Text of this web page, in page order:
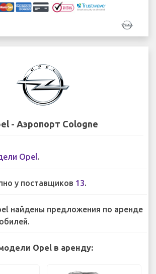
- Аэропорт Cologne
Opel.
у поставщиков 13.
найдены предложения по аренде
Opel в аренду: